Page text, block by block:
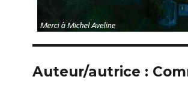
Auteur/autrice :